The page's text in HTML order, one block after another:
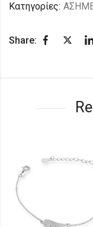
Κατηγορίες:
Share: